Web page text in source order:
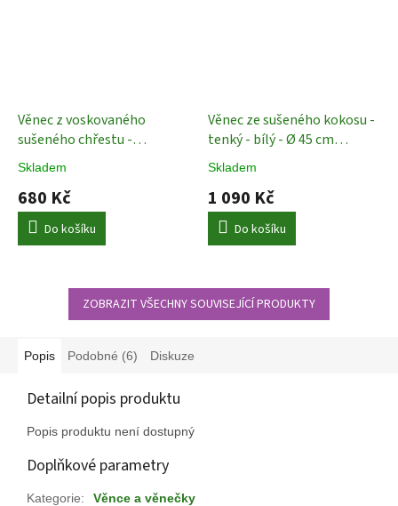
Věnec z voskovaného
sušeného chřestu -
Asparagus bělený - Ø 35
Dekorace
Skladem
680 Kč
Do košíku
Věnec ze sušeného kokosu -
tenký - bílý - Ø 45 cm
Dekorace
Skladem
1 090 Kč
Do košíku
ZOBRAZIT VŠECHNY SOUVISEJÍCÍ PRODUKTY
Popis Podobné (6) Diskuze
Detailní popis produktu
Popis produktu není dostupný
Doplňkové parametry
Kategorie:
Věnce a věnečky